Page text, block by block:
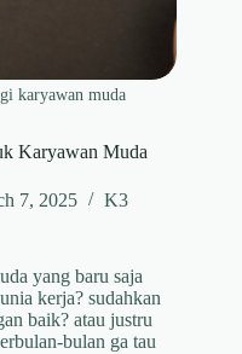
karyawan muda
Karyawan Muda
7, 2025 K3
yang baru saja
kerja? sudahkan
baik? atau justru
bulan ga tau